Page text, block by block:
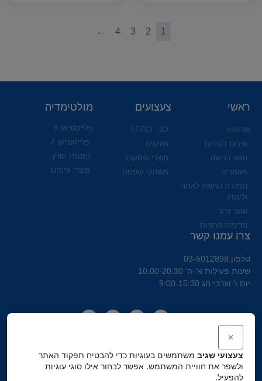
1
2
3
4
←
ראשי
אודותינו
שירות לקוחות
תנאי רכישה
מאמרים
הצהרת נגישות לאתר
ולעסק
שושי זוהר
מדיניות פרטיות
צעצועים
לגו - LEGO
מותגים
מוצרי תינוקות
משחקי קופסה
מולטימדיה
פלייסטיישן 5
פלייסטיישן 4
נינטנדו סוויץ
מוצרי גיימינג
צרו עמנו קשר
טלפון 03-5012898
שעות פעילות א’-ה’ 10:00-20:30
יום ו' וערבי חג 9:00-15:30
×
צעצועי שגיב משתמשים בעוגיות כדי להבטיח תפקוד האתר
ולשפר את חוויית המשתמש. אפשר לבחור אילו סוגי עוגיות
להפעיל.